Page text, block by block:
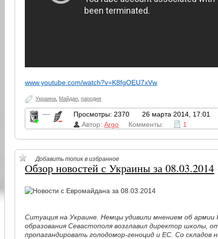
www.youtube.com/watch?v=K8fgOEU7xVw
Украина Майдан ,пародия
— Просмотры: 2370
26 марта 2014, 17:01
Автор:Argo Комменты: 1
Добавить топик в избранное
Обзор новостей с Украины за 08.03.2014
Ситуация на Украине. Немцы удивили мнением об
образования Севастополя возглавил директор школы,
пропагандировать голодомор-геноцид и ЕС. Со складов